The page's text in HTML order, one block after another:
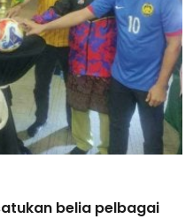
belia pelbagai